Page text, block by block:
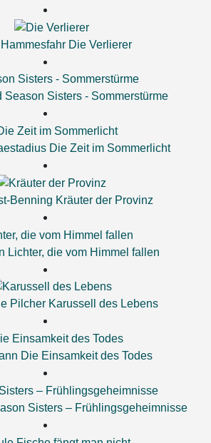
Die Verlierer
Season Sisters - Sommerstürme
Die Zeit im Sommerlicht
Benning Kräuter der Provinz
Lichter, die vom Himmel fallen
Pilcher Karussell des Lebens
Die Einsamkeit des Todes
Sisters – Frühlingsgeheimnisse